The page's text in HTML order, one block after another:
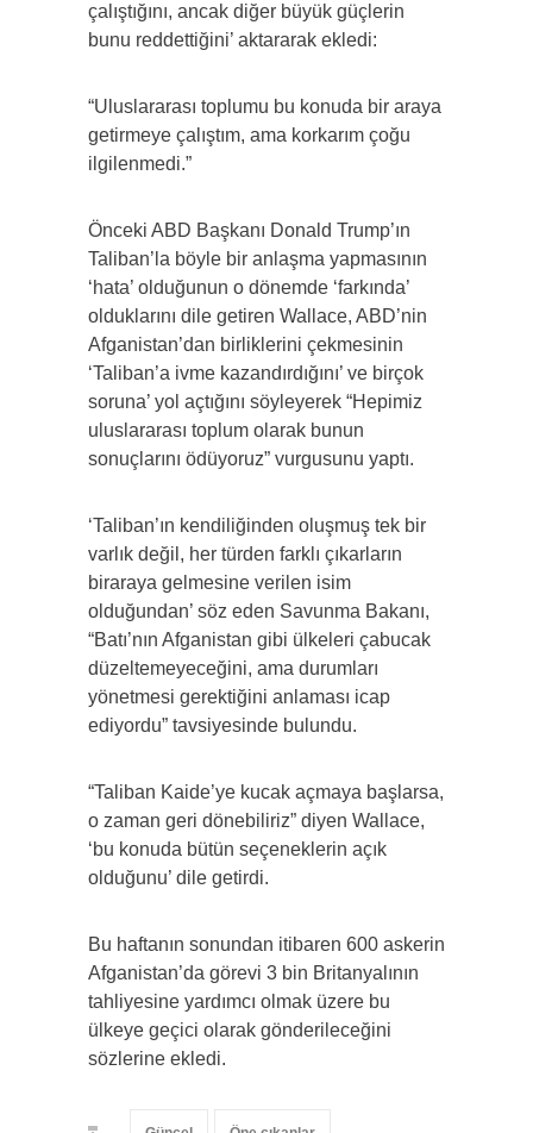
çalıştığını, ancak diğer büyük güçlerin
bunu reddettiğini’ aktararak ekledi:
“Uluslararası toplumu bu konuda bir araya
getirmeye çalıştım, ama korkarım çoğu
ilgilenmedi.”
Önceki ABD Başkanı Donald Trump’ın
Taliban’la böyle bir anlaşma yapmasının
‘hata’ olduğunun o dönemde ‘farkında’
olduklarını dile getiren Wallace, ABD’nin
Afganistan’dan birliklerini çekmesinin
‘Taliban’a ivme kazandırdığını’ ve birçok
soruna’ yol açtığını söyleyerek “Hepimiz
uluslararası toplum olarak bunun
sonuçlarını ödüyoruz” vurgusunu yaptı.
‘Taliban’ın kendiliğinden oluşmuş tek bir
varlık değil, her türden farklı çıkarların
biraraya gelmesine verilen isim
olduğundan’ söz eden Savunma Bakanı,
“Batı’nın Afganistan gibi ülkeleri çabucak
düzeltemeyeceğini, ama durumları
yönetmesi gerektiğini anlaması icap
ediyordu” tavsiyesinde bulundu.
“Taliban Kaide’ye kucak açmaya başlarsa,
o zaman geri dönebiliriz” diyen Wallace,
‘bu konuda bütün seçeneklerin açık
olduğunu’ dile getirdi.
Bu haftanın sonundan itibaren 600 askerin
Afganistan’da görevi 3 bin Britanyalının
tahliyesine yardımcı olmak üzere bu
ülkeye geçici olarak gönderileceğini
sözlerine ekledi.